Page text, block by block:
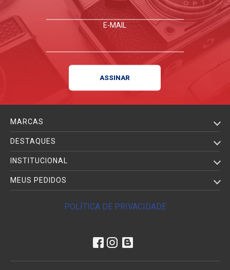
E-MAIL
MARCAS
DESTAQUES
INSTITUCIONAL
MEUS PEDIDOS
POLÍTICA DE PRIVACIDADE